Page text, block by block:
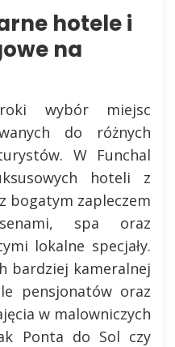
hotele i
na
wybór miejsc
do różnych
W Funchal
hoteli z
bogatym zapleczem
spa oraz
lokalne specjały.
bardziej kameralnej
pensjonatów oraz
w malowniczych
Ponta do Sol czy